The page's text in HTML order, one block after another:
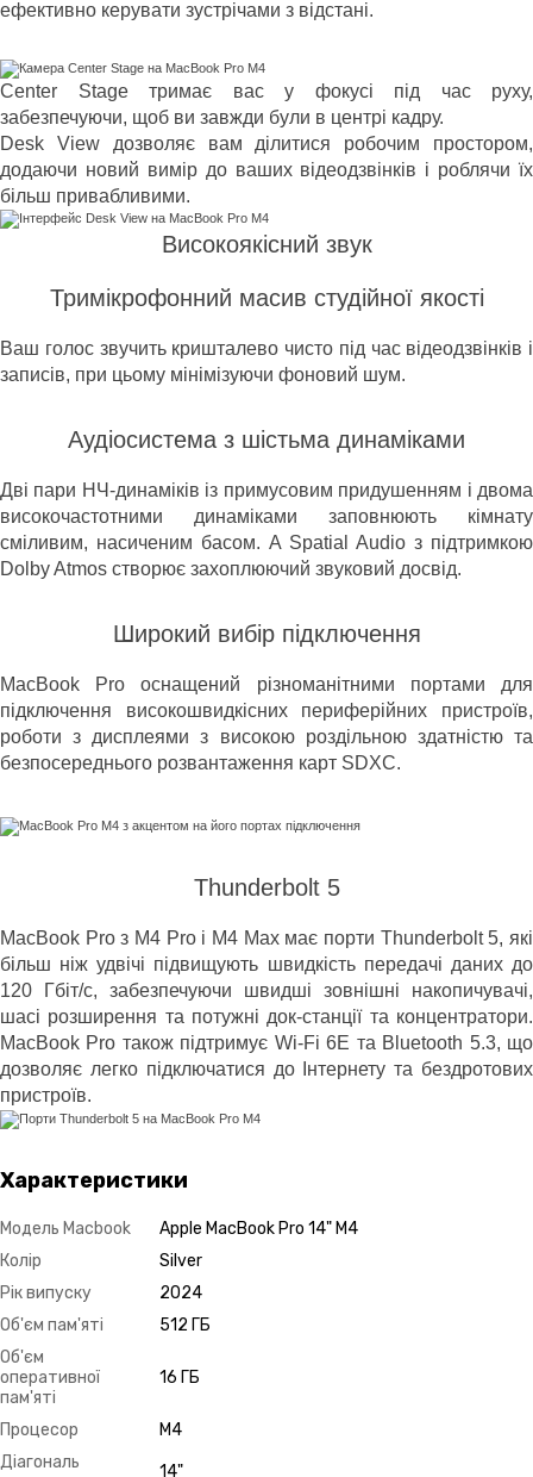
ефективно керувати зустрічами з відстані.
Center Stage тримає вас у фокусі під час руху,
забезпечуючи, щоб ви завжди були в центрі кадру.
Desk View дозволяє вам ділитися робочим простором,
додаючи новий вимір до ваших відеодзвінків і роблячи їх
більш привабливими.
Високоякісний звук
Тримікрофонний масив студійної якості
Ваш голос звучить кришталево чисто під час відеодзвінків і
записів, при цьому мінімізуючи фоновий шум.
Аудіосистема з шістьма динаміками
Дві пари НЧ-динаміків із примусовим придушенням і двома
високочастотними динаміками заповнюють кімнату
сміливим, насиченим басом. А Spatial Audio з підтримкою
Dolby Atmos створює захоплюючий звуковий досвід.
Широкий вибір підключення
MacBook Pro оснащений різноманітними портами для
підключення високошвидкісних периферійних пристроїв,
роботи з дисплеями з високою роздільною здатністю та
безпосереднього розвантаження карт SDXC.
Thunderbolt 5
MacBook Pro з M4 Pro і M4 Max має порти Thunderbolt 5, які
більш ніж удвічі підвищують швидкість передачі даних до
120 Гбіт/с, забезпечуючи швидші зовнішні накопичувачі,
шасі розширення та потужні док-станції та концентратори.
MacBook Pro також підтримує Wi-Fi 6E та Bluetooth 5.3, що
дозволяє легко підключатися до Інтернету та бездротових
пристроїв.
Характеристики
Модель Macbook
Apple MacBook Pro 14" M4
Колір
Silver
Рік випуску
2024
Об'єм пам'яті
512 ГБ
Об'єм
оперативної
пам'яті
16 ГБ
Процесор
М4
Діагональ
14"